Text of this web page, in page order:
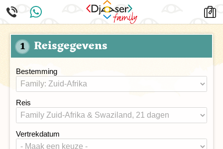
1 Reisgegevens
Bestemming
Reis
Vertrekdatum